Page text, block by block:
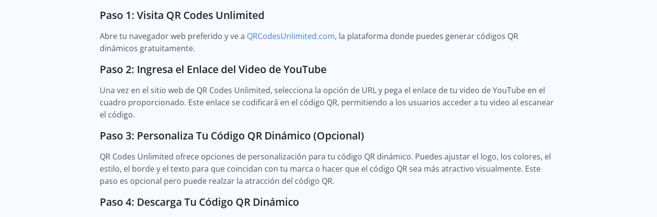
Paso 1: Visita QR Codes Unlimited
Abre tu navegador web preferido y ve a QRCodesUnlimited.com, la plataforma donde puedes generar códigos QR
dinámicos gratuitamente.
Paso 2: Ingresa el Enlace del Video de YouTube
Una vez en el sitio web de QR Codes Unlimited, selecciona la opción de URL y pega el enlace de tu video de YouTube en el
cuadro proporcionado. Este enlace se codificará en el código QR, permitiendo a los usuarios acceder a tu video al escanear
el código.
Paso 3: Personaliza Tu Código QR Dinámico (Opcional)
QR Codes Unlimited ofrece opciones de personalización para tu código QR dinámico. Puedes ajustar el logo, los colores, el
estilo, el borde y el texto para que coincidan con tu marca o hacer que el código QR sea más atractivo visualmente. Este
paso es opcional pero puede realzar la atracción del código QR.
Paso 4: Descarga Tu Código QR Dinámico